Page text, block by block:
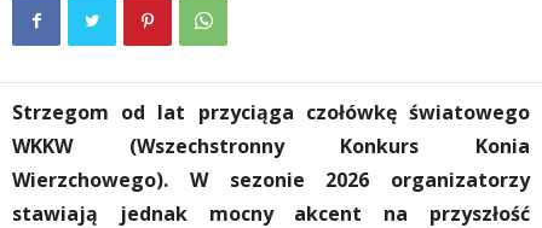
Strzegom od lat przyciąga czołówkę światowego
WKKW (Wszechstronny Konkurs Konia
Wierzchowego). W sezonie 2026 organizatorzy
stawiają jednak mocny akcent na przyszłość